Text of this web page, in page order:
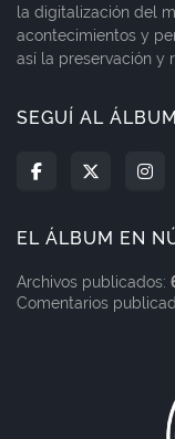
la digitalización del
acontecimientos y
así la preservación y
SEGUÍ AL ÁLBUM
EL ÁLBUM EN
Archivos publicados:
Comentarios